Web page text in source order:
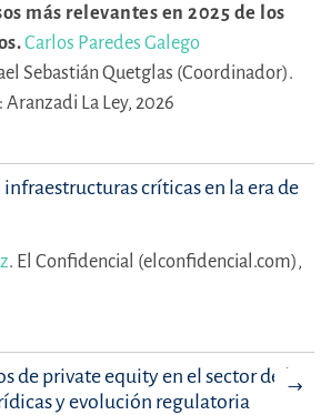
más relevantes en 2025 de los
Carlos Paredes Galego
Sebastián Quetglas (Coordinador).
La Ley, 2026
críticas en la era de
. El Confidencial (elconfidencial.com),
de private equity en el sector de la
y evolución regulatoria